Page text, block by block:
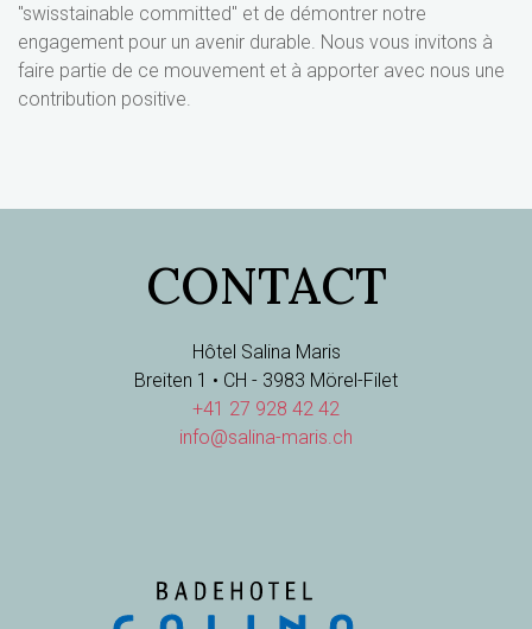
"swisstainable committed" et de démontrer notre
engagement pour un avenir durable. Nous vous invitons à
faire partie de ce mouvement et à apporter avec nous une
contribution positive.
CONTACT
Hôtel Salina Maris
Breiten 1 • CH - 3983 Mörel-Filet
+41 27 928 42 42
info@salina-maris.ch